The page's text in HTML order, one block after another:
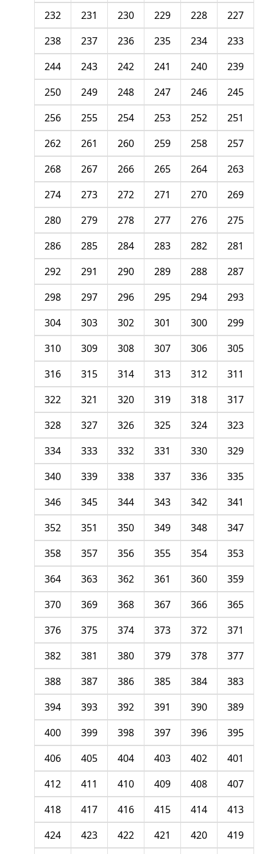
227
228
229
230
231
232
233
234
235
236
237
238
239
240
241
242
243
244
245
246
247
248
249
250
251
252
253
254
255
256
257
258
259
260
261
262
263
264
265
266
267
268
269
270
271
272
273
274
275
276
277
278
279
280
281
282
283
284
285
286
287
288
289
290
291
292
293
294
295
296
297
298
299
300
301
302
303
304
305
306
307
308
309
310
311
312
313
314
315
316
317
318
319
320
321
322
323
324
325
326
327
328
329
330
331
332
333
334
335
336
337
338
339
340
341
342
343
344
345
346
347
348
349
350
351
352
353
354
355
356
357
358
359
360
361
362
363
364
365
366
367
368
369
370
371
372
373
374
375
376
377
378
379
380
381
382
383
384
385
386
387
388
389
390
391
392
393
394
395
396
397
398
399
400
401
402
403
404
405
406
407
408
409
410
411
412
413
414
415
416
417
418
419
420
421
422
423
424